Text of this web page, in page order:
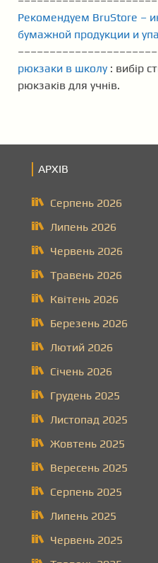
Рекомендуем BruStore –
бумажной продукции и
рюкзаки в школу : вибір
рюкзаків для учнів.
АРХІВ
Серпень 2026
Липень 2026
Червень 2026
Травень 2026
Квітень 2026
Березень 2026
Лютий 2026
Січень 2026
Грудень 2025
Листопад 2025
Жовтень 2025
Вересень 2025
Серпень 2025
Липень 2025
Червень 2025